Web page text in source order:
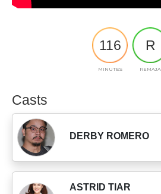
116
MINUTES
R
REMAJA
Casts
DERBY ROMERO
ASTRID TIAR